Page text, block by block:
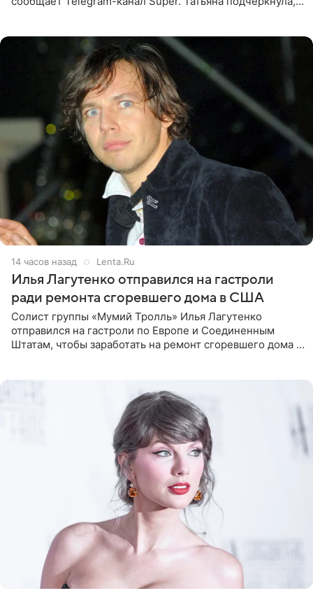
14 часов назад Lenta.Ru
Илья Лагутенко отправился на гастроли
ради ремонта сгоревшего дома в США
Солист группы «Мумий Тролль» Илья Лагутенко
отправился на гастроли по Европе и Соединенным
Штатам, чтобы заработать на ремонт сгоревшего дома в